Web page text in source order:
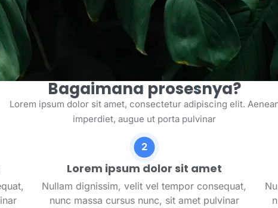
Bagaimana prosesnya?
Lorem ipsum dolor sit amet, consectetur adipiscing elit.
imperdiet, augue ut porta pulvinar
Lorem ipsum dolor sit amet
Nullam dignissim, velit vel tempor consequat,
nunc massa cursus nunc, sit amet pulvinar